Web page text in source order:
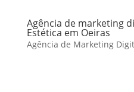
Agência de marketing
Estética em Oeiras
Agência de Marketing